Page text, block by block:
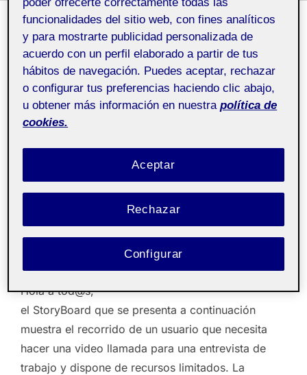
para
ver
el
contenido
Últimas entradas
PEC5: Storyboard y Sketch
aplicación Videollamada
Marc Lapuente Salinas
el
Sin comentarios
Diseño de Int. Procesos
Pública
Hola a tod@s,
el StoryBoard que se presenta a continuación
muestra el recorrido de un usuario que necesita
hacer una video llamada para una entrevista de
trabajo y dispone de recursos limitados. La
funcionalidades del sitio web, con fines analíticos
y para mostrarte publicidad personalizada de
acuerdo con un perfil elaborado a partir de tus
hábitos de navegación. Puedes aceptar, rechazar
o configurar tus preferencias haciendo clic abajo,
u obtener más información en nuestra política de
cookies.
Rechazar
Aceptar
Configurar